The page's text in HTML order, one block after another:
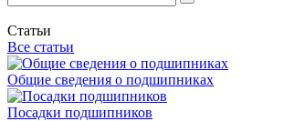
Статьи
Все статьи
Общие сведения о подшипниках
Посадки подшипников